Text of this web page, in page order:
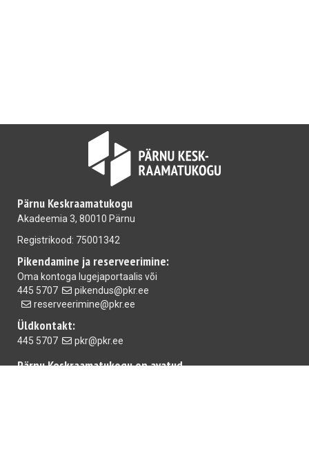
Pärnu Keskraamatukogu
Akadeemia 3, 80010 Pärnu
Registrikood: 75001342
Pikendamine ja reserveerimine:
Oma kontoga lugejaportaalis või
445 5707
pikendus@pkr.ee
reserveerimine@pkr.ee
Üldkontakt:
445 5707 pkr@pkr.ee
Pärnu Keskraamatukogu on avatud